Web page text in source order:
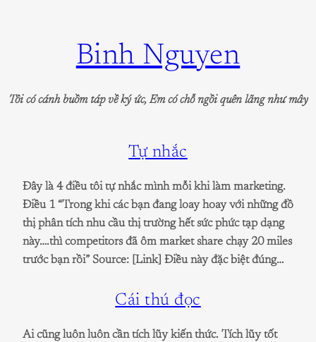
Binh Nguyen
Tôi có cánh buồm táp về ký ức, Em có chỗ ngồi quên lãng như mây
Tự nhắc
Đây là 4 điều tôi tự nhắc mình mỗi khi làm marketing.
Điều 1 “Trong khi các bạn đang loay hoay với những đồ
thị phân tích nhu cầu thị trường hết sức phức tạp dạng
này….thì competitors đã ôm market share chạy 20 miles
trước bạn rồi” Source: [Link] Điều này đặc biệt đúng…
Cái thú đọc
Ai cũng luôn luôn cần tích lũy kiến thức. Tích lũy tốt